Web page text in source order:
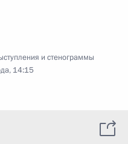
и стенограммы
14:15